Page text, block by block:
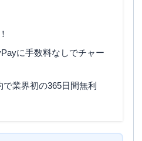
に手数料なしでチャー
業界初の365日間無利